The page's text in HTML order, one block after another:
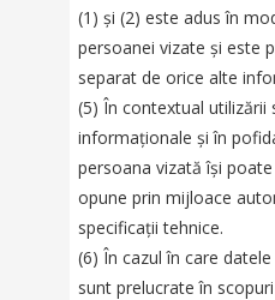
(1) și (2) este adus în
persoanei vizate și este
separat de orice alte
(5) În contextual utilizării
informaționale și în
persoana vizată își
opune prin mijloace
specificații tehnice.
(6) În cazul în care
sunt prelucrate în